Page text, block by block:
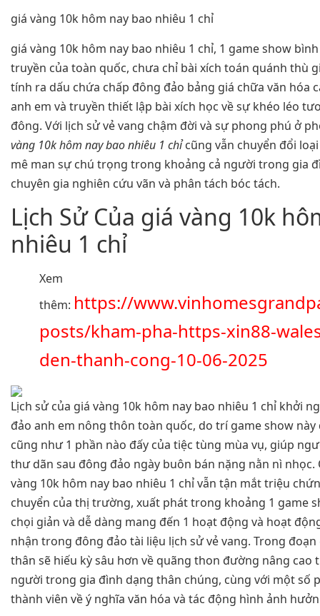
giá vàng 10k hôm nay bao nhiêu 1 chỉ
giá vàng 10k hôm nay bao nhiêu 1 chỉ, 1 game show
truyền của toàn quốc, chưa chỉ bài xích toán quánh thù
tính ra dấu chứa chấp đông đảo bảng giá chữa văn hóa
anh em và truyền thiết lập bài xích học về sự khéo léo
đông. Với lịch sử vẻ vang chậm đời và sự phong phú ở
vàng 10k hôm nay bao nhiêu 1 chỉcũng vẫn chuyển đổi
mê man sự chú trọng trong khoảng cả người trong gia
chuyên gia nghiên cứu vãn và phân tách bóc tách.
Lịch Sử Của giá vàng 10k
nhiêu 1 chỉ
Xem
thêm: https://
posts/kham-pha-https-xin88-
den-thanh-cong-10-06-2025
Lịch sử của giá vàng 10k hôm nay bao nhiêu 1 chỉ khởi
đảo anh em nông thôn toàn quốc, do trí game show
cũng như 1 phần nào đấy của tiệc tùng mùa vụ, giúp
thư dãn sau đông đảo ngày buôn bán nặng nằn nì nhọc.
vàng 10k hôm nay bao nhiêu 1 chỉ vẫn tận mắt triệu
chuyển của thị trường, xuất phát trong khoảng 1 game
chọi giản và dễ dàng mang đến 1 hoạt động và hoạt
nhận trong đông đảo tài liệu lịch sử vẻ vang. Trong
thân sẽ hiếu kỳ sâu hơn về quãng thon đường nâng cao
người trong gia đình dạng thân chúng, cùng với một số
thành viên về ý nghĩa văn hóa và tác động hình ảnh